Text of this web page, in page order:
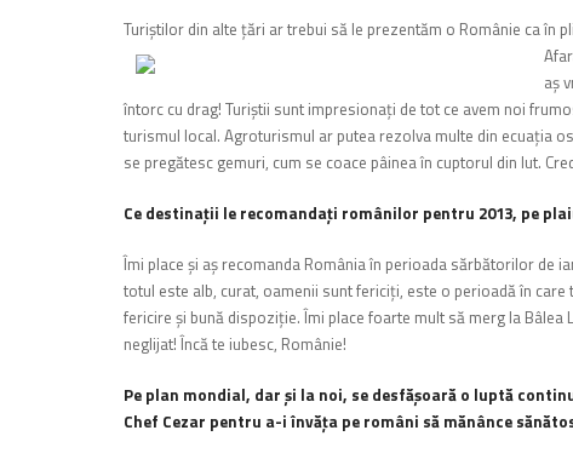
Turiştilor din alte ţări ar trebui să le prezentăm o Românie ca în
aş
întorc cu drag! Turiştii sunt impresionaţi de tot ce avem noi
turismul local. Agroturismul ar putea rezolva multe din ecuaţia
se pregătesc gemuri, cum se coace pâinea în cuptorul din lut.
Ce destinaţii le recomandaţi românilor pentru 2013, pe
Îmi place şi aş recomanda România în perioada sărbătorilor de
totul este alb, curat, oamenii sunt fericiţi, este o perioadă în
fericire şi bună dispoziţie. Îmi place foarte mult să merg la Bâlea
neglijat! Încă te iubesc, Românie!
Pe plan mondial, dar şi la noi, se desfăşoară o luptă
Chef Cezar pentru a-i învăţa pe români să mănânce